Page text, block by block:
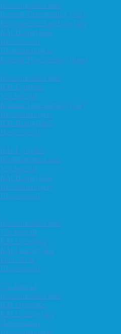
Klubbmesterskapet
Konrad Timestrening (vår)
Klubbmesterskap Lynsjakk
KM Hurtigsjakk
Høst-konrad
Høstturneringen
Konrad Timestrening (høst)
Klubbmesterskapet
KM Lynsjakk
Vår-konrad
Konrad Timestrening (vår)
Høstturneringen
KM Hurtigsjakk
Høst-konrad
KM Lynsjakk
Klubbmesterskapet
Vår-konrad
KM Hurtigsjakk
Høstturneringen
Høst-konrad
Klubbmesterskapet
Vår-konrad
KM i lynsjakk
KM i hurtigsjakk
Follo 20 år
Høst-konrad
Vår-konrad
Klubbmesterskapet
KM i lynsjakk
KM i hurtigsjakk
Høst-konrad
Høstturneringen